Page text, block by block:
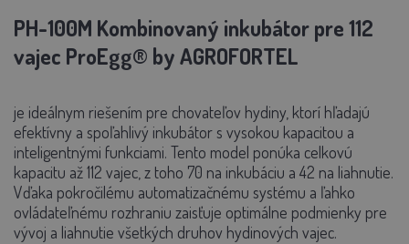
PH-100M Kombinovaný inkubátor pre 112
vajec ProEgg® by AGROFORTEL
je ideálnym riešením pre chovateľov hydiny, ktorí hľadajú
efektívny a spoľahlivý inkubátor s vysokou kapacitou a
inteligentnými funkciami. Tento model ponúka celkovú
kapacitu až 112 vajec, z toho 70 na inkubáciu a 42 na liahnutie.
Vďaka pokročilému automatizačnému systému a ľahko
ovládateľnému rozhraniu zaisťuje optimálne podmienky pre
vývoj a liahnutie všetkých druhov hydinových vajec.